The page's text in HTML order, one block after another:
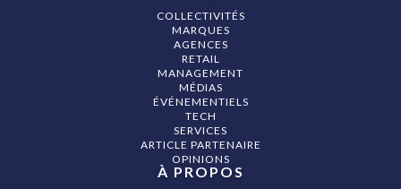
COLLECTIVITÉS
MARQUES
AGENCES
RETAIL
MANAGEMENT
MÉDIAS
ÉVÉNEMENTIELS
TECH
SERVICES
ARTICLE PARTENAIRE
OPINIONS
À PROPOS